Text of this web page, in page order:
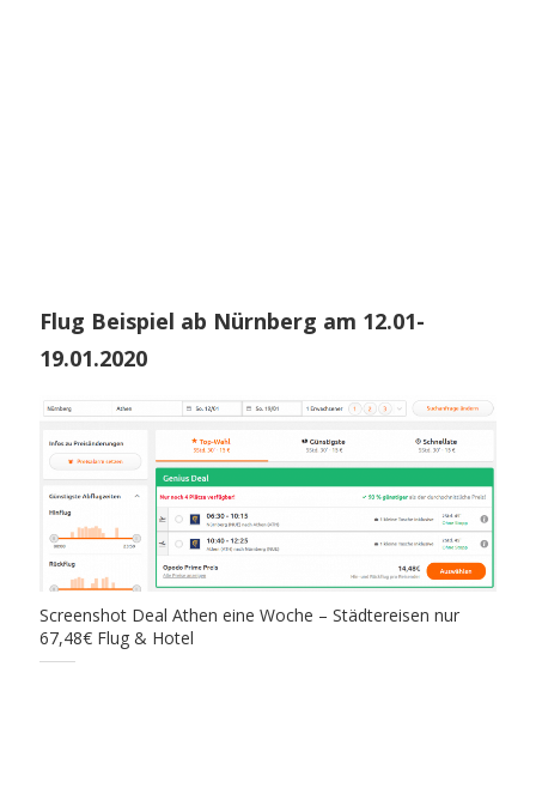
Flug Beispiel ab Nürnberg am 12.01-
19.01.2020
Screenshot Deal Athen eine Woche – Städtereisen nur
67,48€ Flug & Hotel